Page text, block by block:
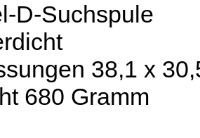
D-Suchspule
38,1 x
680 Gramm